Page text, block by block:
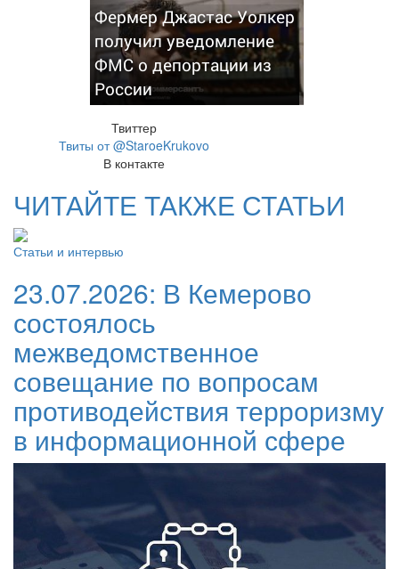
Фермер Джастас Уолкер
получил уведомление
ФМС о депортации из
России
Твиттер
Твиты от @StaroeKrukovo
В контакте
ЧИТАЙТЕ ТАКЖЕ СТАТЬИ
Статьи и интервью
23.07.2026: В Кемерово
состоялось
межведомственное
совещание по вопросам
противодействия терроризму
в информационной сфере